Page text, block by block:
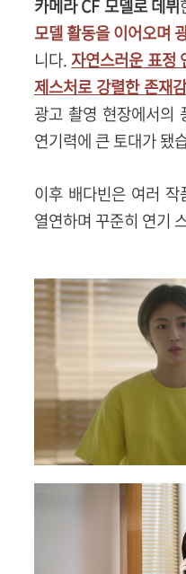
카메라 CF 모델로 데뷔
모델 활동을 이어오며
니다.자연스러운 표정
제스처로 강렬한 존재
광고 촬영 현장에서의
연기력에 큰 토대가 됐
이후 배다빈은 여러
열연하며 꾸준히 연기